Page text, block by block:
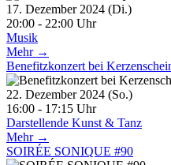
17. Dezember 2024 (Di.)
20:00 - 22:00 Uhr
Musik
Mehr →
Benefitzkonzert bei
22. Dezember 2024 (So.)
16:00 - 17:15 Uhr
Darstellende Kunst & Tanz
Mehr →
SOIRÉE SONIQUE #90